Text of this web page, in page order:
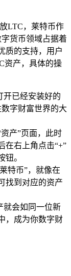
LTC，莱特币作
货币领域占据着
质的支持，用户
资产，具体的操
开已经安装好的
字财富世界的大
产”页面，此时
在右上角点击“+”
钮。
特币”，就像在
找到对应的资产
就会如同一位新
，成为你数字财